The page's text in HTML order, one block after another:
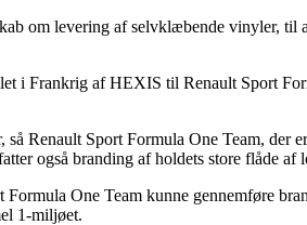
om levering af selvklæbende vinyler,
i Frankrig af HEXIS til Renault Sport
Renault Sport Formula One Team, der
også branding af holdets store flåde af
One Team kunne gennemføre
1-miljøet.